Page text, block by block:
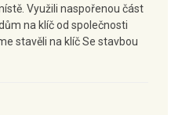
Využili naspořenou část
na klíč od společnosti
stavěli na klíč Se stavbou